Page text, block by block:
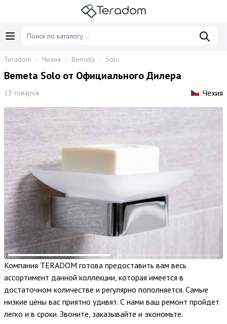
Teradom - Чехия - Bemeta - Solo
Bemeta Solo от Официального Дилера
13 товаров Чехия
Компания TERADOM готова предоставить вам весь
ассортимент данной коллекции, которая имеется в
достаточном количестве и регулярно пополняется. Самые
низкие цены вас приятно удивят. С нами ваш ремонт пройдет
легко и в сроки. Звоните, заказывайте и экономьте.